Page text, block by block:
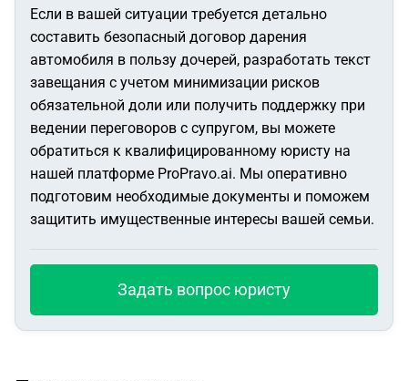
Если в вашей ситуации требуется детально
составить безопасный договор дарения
автомобиля в пользу дочерей, разработать текст
завещания с учетом минимизации рисков
обязательной доли или получить поддержку при
ведении переговоров с супругом, вы можете
обратиться к квалифицированному юристу на
нашей платформе ProPravo.ai. Мы оперативно
подготовим необходимые документы и поможем
защитить имущественные интересы вашей семьи.
Задать вопрос юристу